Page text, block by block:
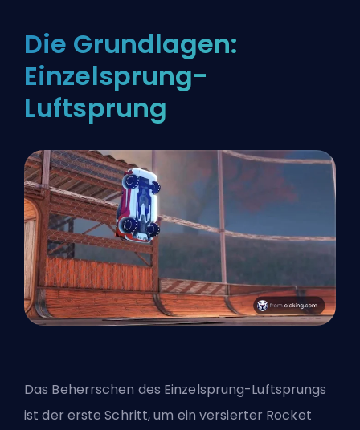
Die Grundlagen:
Einzelsprung-
Luftsprung
Das Beherrschen des Einzelsprung-Luftsprungs
ist der erste Schritt, um ein versierter Rocket